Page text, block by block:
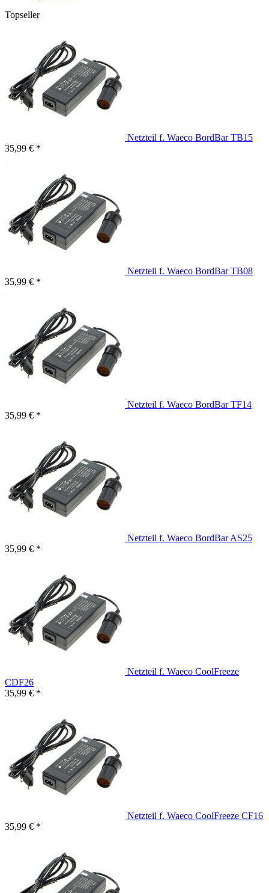
Topseller
Netzteil f. Waeco BordBar TB15
35,99 € *
Netzteil f. Waeco BordBar TB08
35,99 € *
Netzteil f. Waeco BordBar TF14
35,99 € *
Netzteil f. Waeco BordBar AS25
35,99 € *
Netzteil f. Waeco CoolFreeze
CDF26
35,99 € *
Netzteil f. Waeco CoolFreeze CF16
35,99 € *